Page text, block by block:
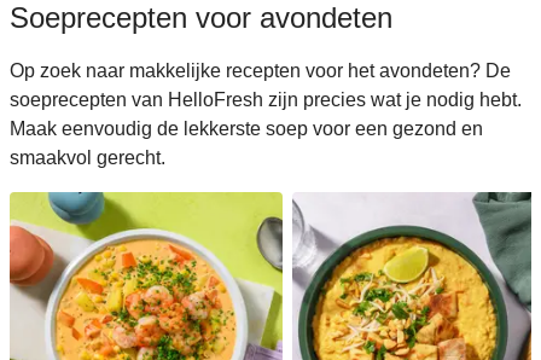
Soeprecepten voor avondeten
Op zoek naar makkelijke recepten voor het avondeten? De
soeprecepten van HelloFresh zijn precies wat je nodig hebt.
Maak eenvoudig de lekkerste soep voor een gezond en
smaakvol gerecht.